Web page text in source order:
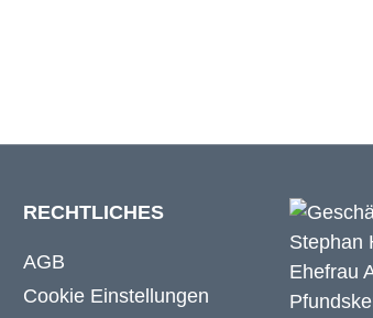
RECHTLICHES
AGB
Cookie Einstellungen